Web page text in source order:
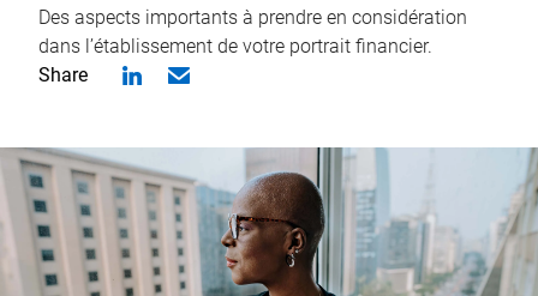
Des aspects importants à prendre en considération
dans l’établissement de votre portrait financier.
Share